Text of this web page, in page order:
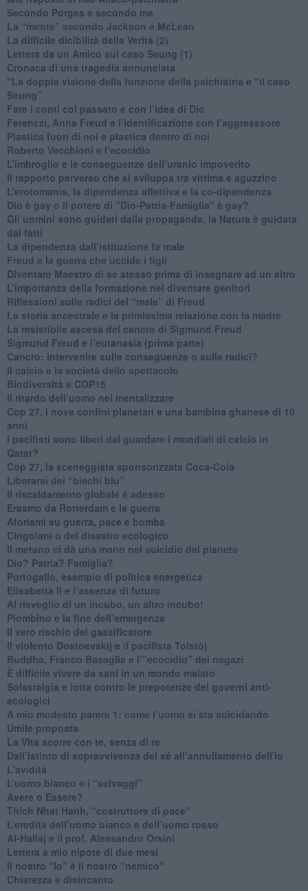
​Secondo Porges e secondo me
​La “mente” secondo Jackson e McLean
La difficile dicibilità della Verità (2)
​Lettera da un Amico sul caso Seung (1)
​Cronaca di una tragedia annunciata
"​La doppia visione della funzione della psichiatria e “il caso
Seung”
​Fare i conti col passato e con l’idea di Dio
​Ferenczi, Anna Freud e l’identificazione con l’aggresssore
Plastica fuori di noi e plastica dentro di noi
​Roberto Vecchioni e l’ecocidio
​L’imbroglio e le conseguenze dell’uranio impoverito
​Il rapporto perverso che si sviluppa tra vittima e aguzzino
L’erotomania, la dipendenza affettiva e la co-dipendenza
​Dio è gay o il potere di “Dio-Patria-Famiglia” è gay?
​Gli uomini sono guidati dalla propaganda, la Natura è guidata
dai fatti
La dipendenza dall’istituzione fa male
​Freud e la guerra che uccide i figli
​Diventare Maestro di se stesso prima di insegnare ad un altro
L’importanza della formazione nel diventare genitori
Riflessioni sulle radici del “male” di Freud
​La storia ancestrale e la primissima relazione con la madre
​La resistibile ascesa del cancro di Sigmund Freud
Sigmund Freud e l’eutanasia (prima parte)
Cancro: intervenire sulle conseguenze o sulle radici?
​Il calcio e la società dello spettacolo
Biodiversità e COP15
​Il ritardo dell’uomo nel mentalizzare
​Cop 27, i nove confini planetari e una bambina ghanese di 10
anni
​I pacifisti sono liberi dal guardare i mondiali di calcio in
Qatar?
​Cop 27, la sceneggiata sponsorizzata Coca-Cola
​Liberarsi dei “biechi blu”
Il riscaldamento globale è adesso
​Erasmo da Rotterdam e la guerra
​Aforismi su guerra, pace e bomba
Cingolani o del disastro ecologico
​Il metano ci dà una mano nel suicidio del pianeta
​Dio? Patria? Famiglia?
Portogallo, esempio di politica energetica
​Elisabetta II e l’assenza di futuro
Al risveglio di un incubo, un altro incubo!
​Piombino e la fine dell’emergenza
​Il vero rischio del gassificatore
​Il violento Dostoevskij e il pacifista Tolstòj
​Buddha, Franco Basaglia e l’”ecocidio” dei negazi
​È difficile vivere da sani in un mondo malato
Solastalgia e lotta contro le prepotenze dei governi anti-
ecologici
​A mio modesto parere 1: come l’uomo si sta suicidando
​Umile proposta
​La Vita scorre con te, senza di te
​Dall’istinto di sopravvivenza del sé all’annullamento dell'io
L'avidità
​L’uomo bianco e i “selvaggi”
​Avere o Essere?
​Thich Nhat Hanh, “costruttore di pace“
​L’eredità dell’uomo bianco e dell’uomo rosso
Al-Hallaj e il prof. Alessandro Orsini
​Lettera a mio nipote di due mesi
​Il nostro “Io” è il nostro “nemico”
​Chiarezza e disincanto